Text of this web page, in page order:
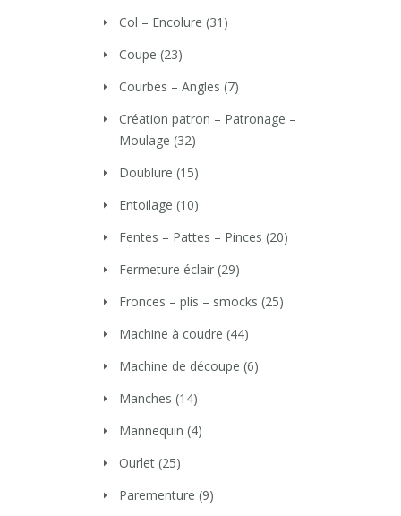
Col – Encolure (31)
Coupe (23)
Courbes – Angles (7)
Création patron – Patronage –
Moulage (32)
Doublure (15)
Entoilage (10)
Fentes – Pattes – Pinces (20)
Fermeture éclair (29)
Fronces – plis – smocks (25)
Machine à coudre (44)
Machine de découpe (6)
Manches (14)
Mannequin (4)
Ourlet (25)
Parementure (9)